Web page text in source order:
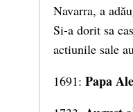
Navarra, a
Si-a dorit sa
actiunile sale
1691: Papa